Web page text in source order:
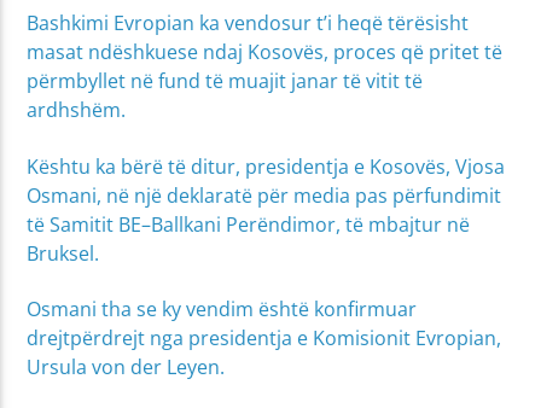
Bashkimi Evropian ka vendosur t’i heqë tërësisht
masat ndëshkuese ndaj Kosovës, proces që pritet të
përmbyllet në fund të muajit janar të vitit të
ardhshëm.
Kështu ka bërë të ditur, presidentja e Kosovës, Vjosa
Osmani, në një deklaratë për media pas përfundimit
të Samitit BE–Ballkani Perëndimor, të mbajtur në
Bruksel.
Osmani tha se ky vendim është konfirmuar
drejtpërdrejt nga presidentja e Komisionit Evropian,
Ursula von der Leyen.